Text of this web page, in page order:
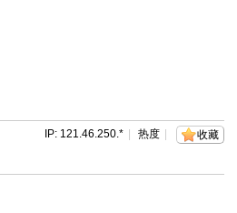
收藏
IP: 121.46.250.* | 热度 |